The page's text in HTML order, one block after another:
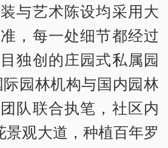
与艺术陈设均采用大
，每一处细节都经过
独创的庄园式私属园
园林机构与国内园林
队联合执笔，社区内
景观大道，种植百年罗